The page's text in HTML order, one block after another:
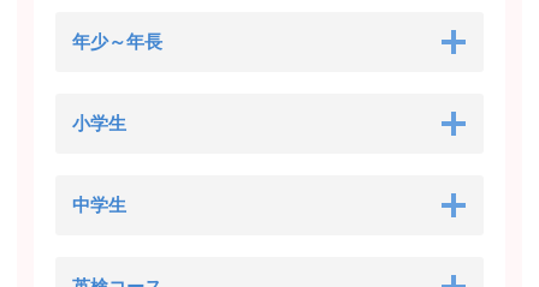
年少～年長
小学生
中学生